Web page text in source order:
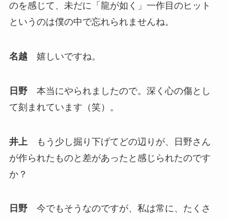
のを感じて、未だに「龍が如く」一作目のヒット
というのは僕の中で忘れられませんね。
名越嬉しいですね。
日野本当にやられましたので。深く心の傷とし
て刻まれています（笑）。
井上 もう少し掘り下げてどの辺りが、日野さん
が作られたものと差があったと感じられたのです
か？
日野今でもそうなのですが、私は常に、たくさ